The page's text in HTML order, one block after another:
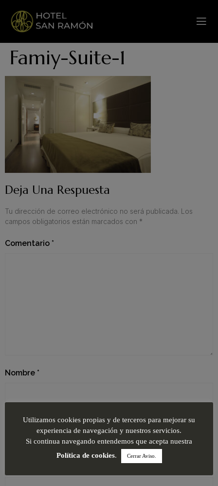
Famiy-Suite-1
Deja Una Respuesta
Tu dirección de correo electrónico no será publicada. Los
campos obligatorios están marcados con *
Comentario *
Nombre *
Correo electrónico*
Utilizamos cookies propias y de terceros para mejorar su
experiencia de navegación y nuestros servicios.
Si continua navegando entendemos que acepta nuestra
Política de cookies. Cerrar Aviso.